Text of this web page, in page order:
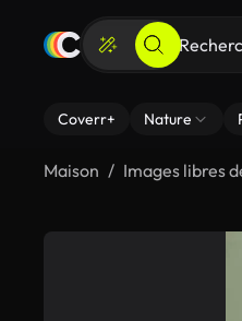
Coverr+ Nature
Maison Images libres